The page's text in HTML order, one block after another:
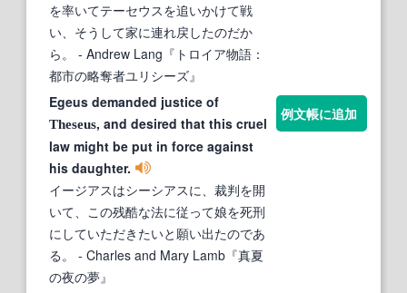
を率いてテーセウスを追いかけて戦
い、そうして家に連れ戻したのだか
ら。
- Andrew Lang『トロイア物語：
都市の略奪者ユリシーズ』
Egeus demanded justice of
Theseus, and desired that this cruel
law might be put in force against
his daughter.
イージアスはシーシアスに、裁判を開
いて、この残酷な法に従って娘を死刑
にしていただきたいと願い出たのであ
る。
- Charles and Mary Lamb『真夏
の夜の夢』
例文帳に追加